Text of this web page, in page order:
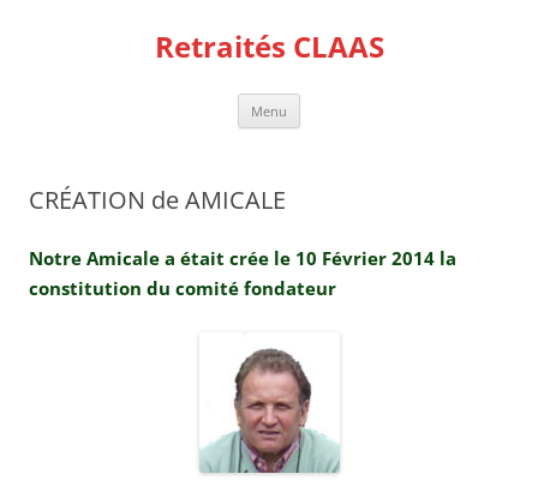
Retraités CLAAS
Menu
CRÉATION de AMICALE
Notre Amicale a était crée le 10 Février 2014 la
constitution du comité fondateur